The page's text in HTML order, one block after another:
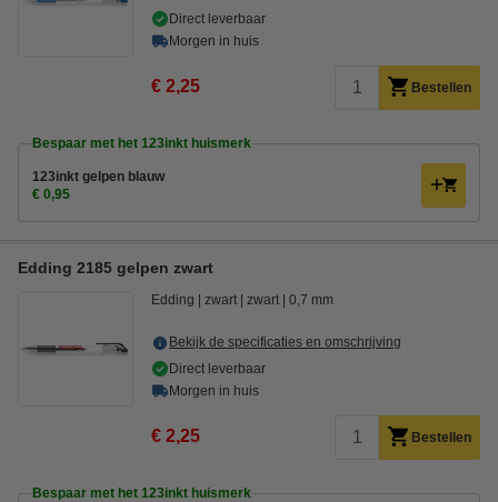
Direct leverbaar
Morgen in huis
€ 2,25 Bestellen
Bespaar met het 123inkt huismerk
123inkt gelpen blauw
€ 0,95
Edding 2185 gelpen zwart
Edding zwart zwart 0,7 mm
Bekijk de specificaties en omschrijving
Direct leverbaar
Morgen in huis
€ 2,25 Bestellen
Bespaar met het 123inkt huismerk